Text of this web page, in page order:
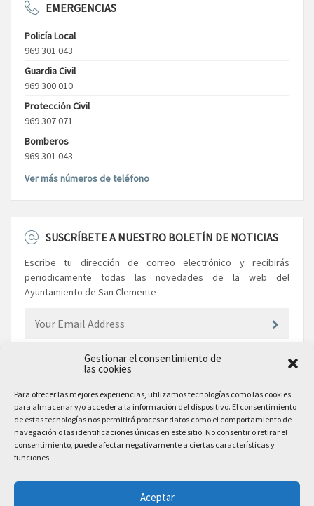
Gestionar el consentimiento de
las cookies
Para ofrecer las mejores experiencias, utilizamos tecnologías como las cookies
para almacenar y/o acceder a la información del dispositivo. El consentimiento
de estas tecnologías nos permitirá procesar datos como el comportamiento de
navegación o las identificaciones únicas en este sitio. No consentir o retirar el
consentimiento, puede afectar negativamente a ciertas características y
funciones.
Aceptar
EMERGENCIAS
Policía Local
969 301 043
Guardia Civil
969 300 010
Protección Civil
969 307 071
Bomberos
969 301 043
Ver más números de teléfono
SUSCRÍBETE A NUESTRO BOLETÍN DE NOTICIAS
Escribe tu dirección de correo electrónico y recibirás
periodicamente todas las novedades de la web del
Ayuntamiento de San Clemente
EL AYUNTAMIENTO
Plaza Mayor, 10
San Clemente, 16600, Cuenca
Teléfono: 969 300 003
Email Comunicación y Publicidad:
comunicacion@sanclemente.es